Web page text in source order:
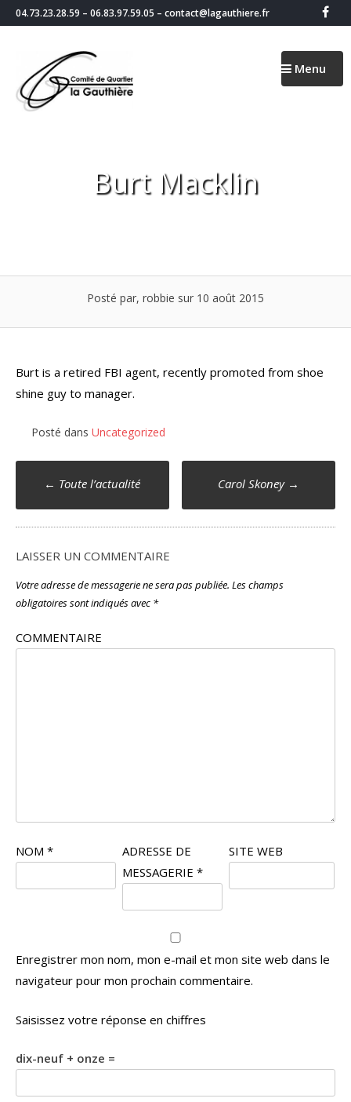
Passer
04.73.23.28.59 – 06.83.97.59.05 – contact@lagauthiere.fr
Menu
Burt Macklin
Posté par, robbie sur 10 août 2015
Burt is a retired FBI agent, recently promoted from shoe
shine guy to manager.
Posté dans Uncategorized
Poste
navigation
← Toute l’actualité Carol Skoney →
LAISSER UN COMMENTAIRE
Votre adresse de messagerie ne sera pas publiée. Les champs
obligatoires sont indiqués avec *
COMMENTAIRE
NOM *
ADRESSE DE
MESSAGERIE *
SITE WEB
Enregistrer mon nom, mon e-mail et mon site web dans le
navigateur pour mon prochain commentaire.
Saisissez votre réponse en chiffres
dix-neuf + onze =